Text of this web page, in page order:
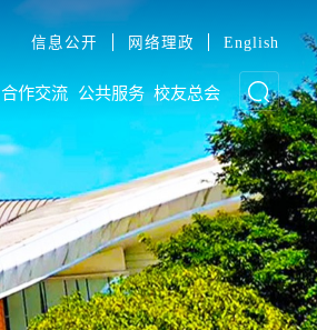
信息公开 网络理政 English
合作交流 公共服务 校友总会